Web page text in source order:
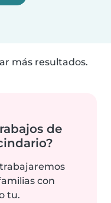
más resultados.
de
con
tu.